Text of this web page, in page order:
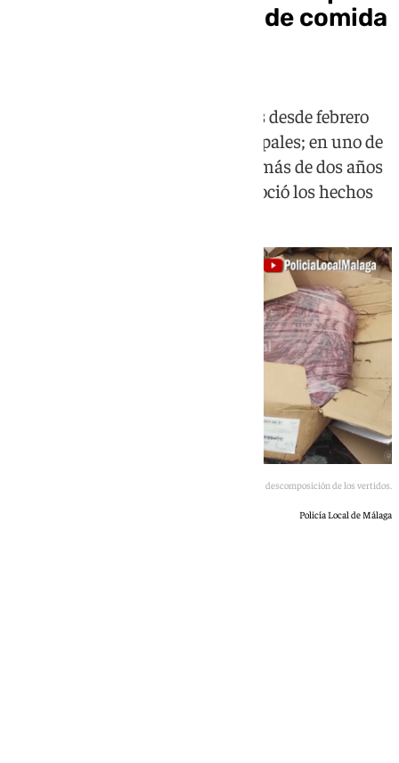
vertidos de 350 kilos de comida
El Gruprona investigó los vertidos desde febrero
con ayuda de veterinarios municipales; en uno de
los casos, los alimentos llevaban más de dos años
caducados y el responsable reconoció los hechos
Imagen de cajas de pulpo congelado en descomposición de los vertidos.
Policía Local de Málaga